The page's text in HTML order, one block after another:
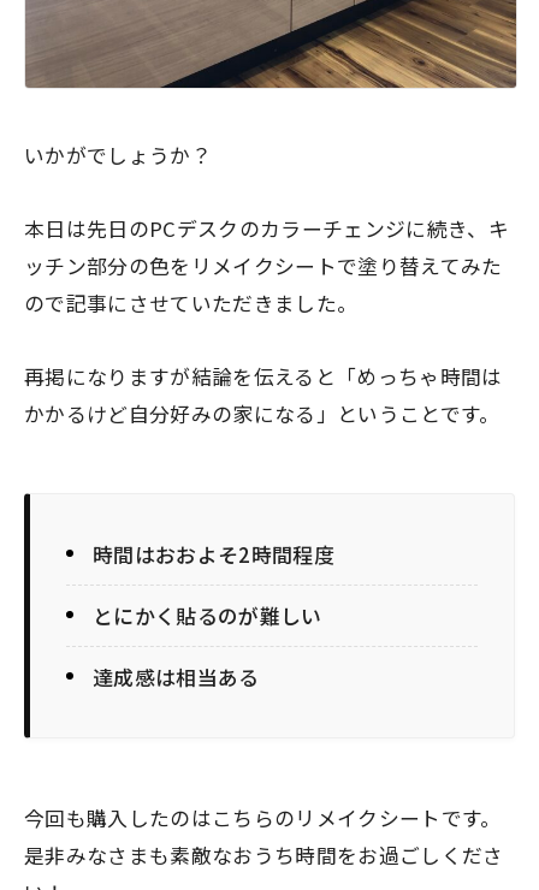
いかがでしょうか？
本日は先日のPCデスクのカラーチェンジに続き、キ
ッチン部分の色をリメイクシートで塗り替えてみた
ので記事にさせていただきました。
再掲になりますが結論を伝えると「めっちゃ時間は
かかるけど自分好みの家になる」ということです。
時間はおおよそ2時間程度
とにかく貼るのが難しい
達成感は相当ある
今回も購入したのはこちらのリメイクシートです。
是非みなさまも素敵なおうち時間をお過ごしくださ